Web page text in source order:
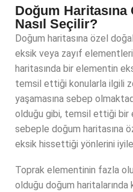
Doğum Haritasına
Nasıl Seçilir?
Doğum haritasına özel
eksik veya zayıf
haritasında bir elementin
temsil ettiği konularla ilgili
yaşamasına sebep
olduğu gibi, temsil ettiği bir
sebeple doğum haritasına
eksik hissettiği yönlerini
Toprak elementinin fazla
olduğu doğum